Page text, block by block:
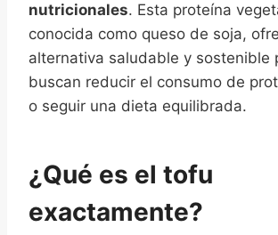
nutricionales. Esta proteína
conocida como queso de soja,
alternativa saludable y sostenible
buscan reducir el consumo de
o seguir una dieta equilibrada.
¿Qué es el tofu
exactamente?